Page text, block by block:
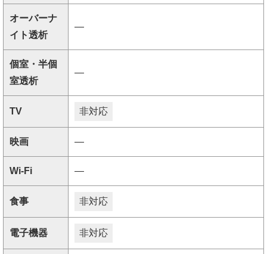
オーバーナ
イト透析
―
個室・半個
室透析
―
TV 非対応
映画 ―
Wi-Fi ―
食事 非対応
電子機器 非対応